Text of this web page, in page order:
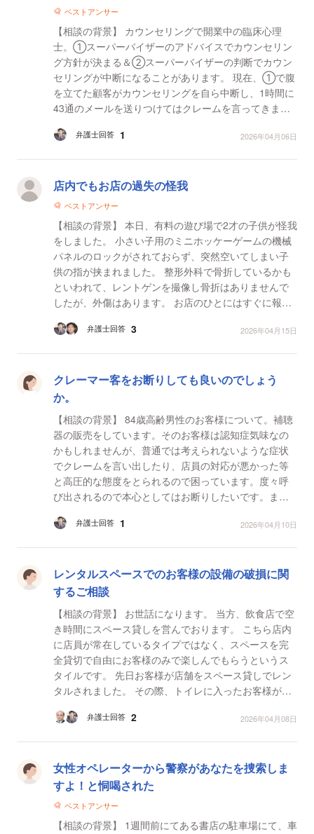
ベストアンサー
【相談の背景】 カウンセリングで開業中の臨床心理
士。①スーパーバイザーのアドバイスでカウンセリン
グ方針が決まる＆②スーパーバイザーの判断でカウン
セリングが中断になることがあります。 現在、①で腹
を立てた顧客がカウンセリングを自ら中断し、1時間に
43通のメールを送りつけてはクレームを言ってきま
「もっと勉強し...
弁護士回答 1 2026年04月06日
店内でもお店の過失の怪我
ベストアンサー
【相談の背景】 本日、有料の遊び場で2才の子供が怪我
をしました。 小さい子用のミニホッケーゲームの機械
パネルのロックがされておらず、突然空いてしまい子
供の指が挟まれました。 整形外科で骨折しているかも
といわれて、レントゲンを撮像し骨折はありませんで
したが、外傷はあります。 お店のひとにはすぐに報告
弁護士回答 3 2026年04月15日
クレーマー客をお断りしても良いのでしょう
か。
【相談の背景】 84歳高齢男性のお客様について。補聴
器の販売をしています。そのお客様は認知症気味なの
かもしれませんが、普通では考えられないような症状
でクレームを言い出したり、店員の対応が悪かった等
と高圧的な態度をとられるので困っています。度々呼
び出されるので本心としてはお断りしたいです。まだ
【質...弁護士回答 1 2026年04月10日
レンタルスペースでのお客様の設備の破損に関
するご相談
【相談の背景】 お世話になります。 当方、飲食店で空
き時間にスペース貸しを営んでおります。 こちら店内
に店員が常在しているタイプではなく、スペースを完
全貸切で自由にお客様のみで楽しんでもらうというス
タイルです。 先日お客様が店舗をスペース貸しでレン
タルされました。 その際、トイレに入ったお客様が扉
弁護士回答 2 2026年04月08日
女性オペレーターから警察があなたを捜索しま
すよ！と恫喝された
ベストアンサー
【相談の背景】 1週間前にてある書店の駐車場にて、車